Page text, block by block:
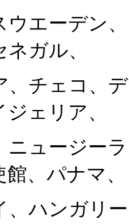
ウエーデン
ガル、
、チェコ、
ェリア、
ニュージー
、パナマ、
、ハンガリ